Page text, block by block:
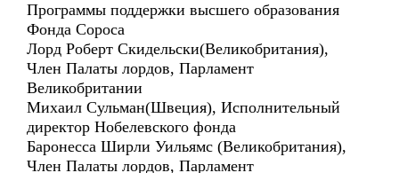
Программы поддержки высшего образования
Фонда Сороса
Лорд Роберт Скидельски(Великобритания),
Член Палаты лордов, Парламент
Великобритании
Михаил Сульман(Швеция), Исполнительный
директор Нобелевского фонда
Баронесса Ширли Уильямс (Великобритания),
Член Палаты лордов, Парламент